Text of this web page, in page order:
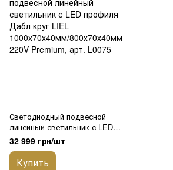
Светодиодный подвесной
линейный светильник с LED
профиля Дабл круг LIEL
1000х70х40мм/800х70х40мм
220V Premium, арт. L0075
32 999 грн/шт
Купить